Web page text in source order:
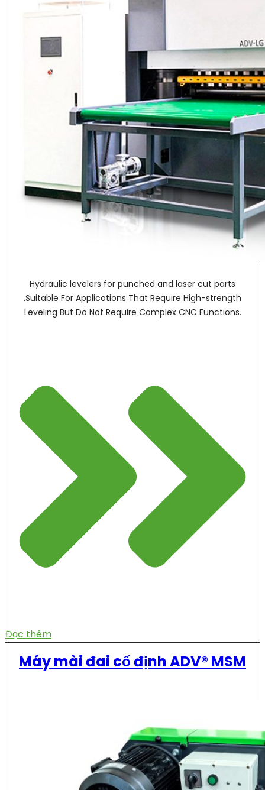
Hydraulic levelers for punched and laser cut parts
.Suitable For Applications That Require High-strength
Leveling But Do Not Require Complex CNC Functions.
Đọc thêm
Máy mài đai cố định ADV® MSM